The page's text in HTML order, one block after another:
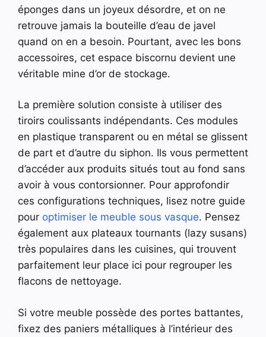
éponges dans un joyeux désordre, et on ne
retrouve jamais la bouteille d’eau de javel
quand on en a besoin. Pourtant, avec les bons
accessoires, cet espace biscornu devient une
véritable mine d’or de stockage.
La première solution consiste à utiliser des
tiroirs coulissants indépendants. Ces modules
en plastique transparent ou en métal se glissent
de part et d’autre du siphon. Ils vous permettent
d’accéder aux produits situés tout au fond sans
avoir à vous contorsionner. Pour approfondir
ces configurations techniques, lisez notre guide
pour optimiser le meuble sous vasque. Pensez
également aux plateaux tournants (lazy susans)
très populaires dans les cuisines, qui trouvent
parfaitement leur place ici pour regrouper les
flacons de nettoyage.
Si votre meuble possède des portes battantes,
fixez des paniers métalliques à l’intérieur des